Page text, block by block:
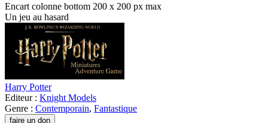
Encart colonne bottom 200 x 200 px max
Un jeu au hasard
Harry Potter
Editeur : Knight Models
Genre : Contemporain, Fantastique